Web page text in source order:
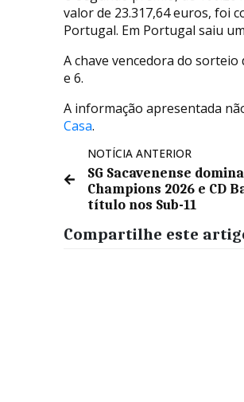
valor de 23.317,64 euros, foi
Portugal. Em Portugal saiu
A chave vencedora do
e 6.
A informação apresentada
Casa.
NOTÍCIA ANTERIOR
SG Sacavenense
Champions 2026 e CD
título nos Sub-11
Compartilhe este